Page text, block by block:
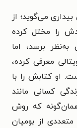
می‌گوید؛ از
را مختل کرده
برسد، اما
معرفی کرده،
او کتابش را با
کسانی مانند
که روش
متعددی از بومیان